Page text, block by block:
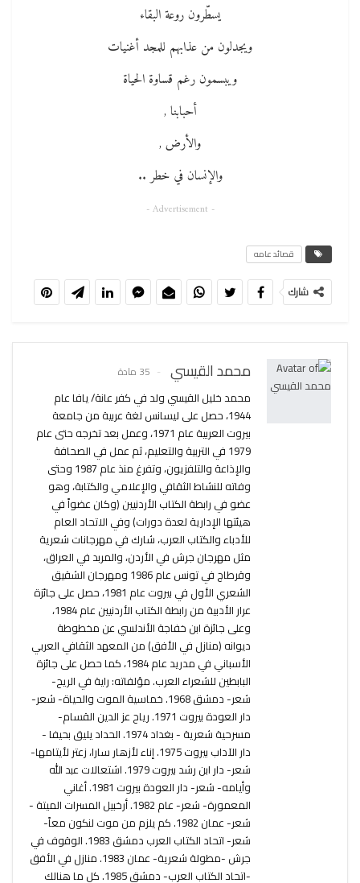
يسطّرون روعة البقاء
ويجدلون من عذابهم للمجد أغنيات
ويبسمون رغم قساوة الحياة
أحبابنا ,
والأرض ,
والإنسان في خطر ..
- Advertisement -
قصائد عامه
شارك
محمد القيسي 35 مادة
محمد خليل القيسي ولد في كفر عانة/ يافا عام
1944، حصل على ليسانس لغة عربية من جامعة
بيروت العربية عام 1971، وعمل بعد تخرجه حتى عام
1979 في التربية والتعليم، ثم عمل في الصحافة
والإذاعة والتلفزيون، وتفرغ منذ عام 1987 وحتى
وفاته للنشاط الثقافي والإعلامي والكتابة، وهو
عضو في رابطة الكتاب الأردنيين (وكان عضواً في
هيئتها الإدارية لعدة دورات) وفي الاتحاد العام
للأدباء والكتاب العرب، شارك في مهرجانات شعرية
مثل مهرجان جرش في الأردن، والمربد في العراق،
وقرطاج في تونس عام 1986 ومهرجان الشقيق
الشعري الأول في بيروت عام 1981، حصل على جائزة
عرار الأدبية من رابطة الكتاب الأردنيين عام 1984،
وعلى جائزة ابن خفاجة الأندلسي عن مخطوطة
ديوانه (منازل في الأفق) من المعهد الثقافي العربي
الأسباني في مدريد عام 1984، كما حصل على جائزة
البابطين للشعراء العرب. مؤلفاته: راية في الريح-
شعر- دمشق 1968. خماسية الموت والحياة- شعر-
دار العودة بيروت 1971. رياح عز الدين القسام-
مسرحية شعرية - بغداد 1974. الحداد يليق بحيفا -
دار الآداب بيروت 1975. إناء لأزهار سارا، زعتر لأيتامها-
شعر- دار ابن رشد بيروت 1979. اشتعالات عبد الله
وأيامه- شعر- دار العودة بيروت 1981. أغاني
المعمورة- شعر- عام 1982. أرخبيل المسرات الميتة -
شعر- عمان 1982. كم يلزم من موت لنكون معاً-
شعر- اتحاد الكتاب العرب دمشق 1983. الوقوف في
جرش -مطولة شعرية- عمان 1983. منازل في الأفق
-اتحاد الكتاب العرب- دمشق 1985. كل ما هنالك